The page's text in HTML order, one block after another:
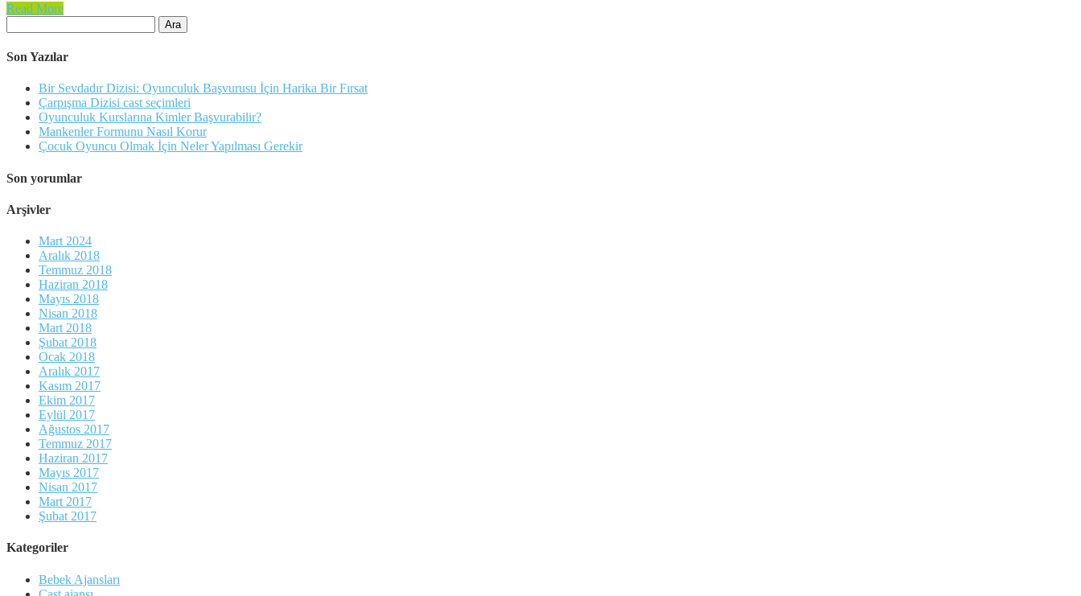
Read More
Son Yazılar
Bir Sevdadır Dizisi: Oyunculuk Başvurusu İçin Harika Bir Fırsat
Çarpışma Dizisi cast seçimleri
Oyunculuk Kurslarına Kimler Başvurabilir?
Mankenler Formunu Nasıl Korur
Çocuk Oyuncu Olmak İçin Neler Yapılması Gerekir
Son yorumlar
Arşivler
Mart 2024
Aralık 2018
Temmuz 2018
Haziran 2018
Mayıs 2018
Nisan 2018
Mart 2018
Şubat 2018
Ocak 2018
Aralık 2017
Kasım 2017
Ekim 2017
Eylül 2017
Ağustos 2017
Temmuz 2017
Haziran 2017
Mayıs 2017
Nisan 2017
Mart 2017
Şubat 2017
Kategoriler
Bebek Ajansları